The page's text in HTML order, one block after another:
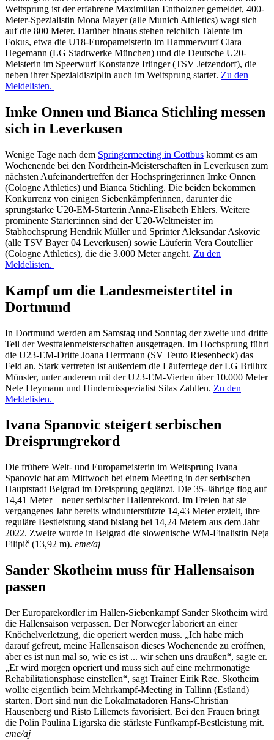
Weitsprung ist der erfahrene Maximilian Entholzner gemeldet, 400-
Meter-Spezialistin Mona Mayer (alle Munich Athletics) wagt sich
auf die 800 Meter. Darüber hinaus stehen reichlich Talente im
Fokus, etwa die U18-Europameisterin im Hammerwurf Clara
Hegemann (LG Stadtwerke München) und die Deutsche U20-
Meisterin im Speerwurf Konstanze Irlinger (TSV Jetzendorf), die
neben ihrer Spezialdisziplin auch im Weitsprung startet. Zu den
Meldelisten.
Imke Onnen und Bianca Stichling messen
sich in Leverkusen
Wenige Tage nach dem Springermeeting in Cottbus kommt es am
Wochenende bei den Nordrhein-Meisterschaften in Leverkusen zum
nächsten Aufeinandertreffen der Hochspringerinnen Imke Onnen
(Cologne Athletics) und Bianca Stichling. Die beiden bekommen
Konkurrenz von einigen Siebenkämpferinnen, darunter die
sprungstarke U20-EM-Starterin Anna-Elisabeth Ehlers. Weitere
prominente Starter:innen sind der U20-Weltmeister im
Stabhochsprung Hendrik Müller und Sprinter Aleksandar Askovic
(alle TSV Bayer 04 Leverkusen) sowie Läuferin Vera Coutellier
(Cologne Athletics), die die 3.000 Meter angeht. Zu den
Meldelisten.
Kampf um die Landesmeistertitel in
Dortmund
In Dortmund werden am Samstag und Sonntag der zweite und dritte
Teil der Westfalenmeisterschaften ausgetragen. Im Hochsprung führt
die U23-EM-Dritte Joana Herrmann (SV Teuto Riesenbeck) das
Feld an. Stark vertreten ist außerdem die Läuferriege der LG Brillux
Münster, unter anderem mit der U23-EM-Vierten über 10.000 Meter
Nele Heymann und Hindernisspezialist Silas Zahlten. Zu den
Meldelisten.
Ivana Spanovic steigert serbischen
Dreisprungrekord
Die frühere Welt- und Europameisterin im Weitsprung Ivana
Spanovic hat am Mittwoch bei einem Meeting in der serbischen
Hauptstadt Belgrad im Dreisprung geglänzt. Die 35-Jährige flog auf
14,41 Meter – neuer serbischer Hallenrekord. Im Freien hat sie
vergangenes Jahr bereits windunterstützte 14,43 Meter erzielt, ihre
reguläre Bestleistung stand bislang bei 14,24 Metern aus dem Jahr
2022. Zweite wurde in Belgrad die slowenische WM-Finalistin Neja
Filipič (13,92 m). eme/aj
Sander Skotheim muss für Hallensaison
passen
Der Europarekordler im Hallen-Siebenkampf Sander Skotheim wird
die Hallensaison verpassen. Der Norweger laboriert an einer
Knöchelverletzung, die operiert werden muss. „Ich habe mich
darauf gefreut, meine Hallensaison dieses Wochenende zu eröffnen,
aber es ist nun mal so, wie es ist ... wir sehen uns draußen“, sagte er.
„Er wird morgen operiert und muss sich auf eine mehrmonatige
Rehabilitationsphase einstellen“, sagt Trainer Eirik Røe. Skotheim
wollte eigentlich beim Mehrkampf-Meeting in Tallinn (Estland)
starten. Dort sind nun die Lokalmatadoren Hans-Christian
Hausenberg und Risto Lillemets favorisiert. Bei den Frauen bringt
die Polin Paulina Ligarska die stärkste Fünfkampf-Bestleistung mit.
eme/aj